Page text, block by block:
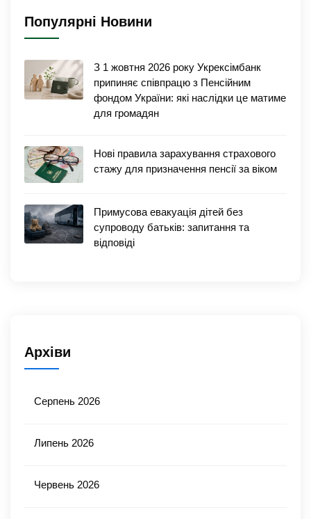
Популярні Новини
З 1 жовтня 2026 року Укрексімбанк
припиняє співпрацю з Пенсійним
фондом України: які наслідки це матиме
для громадян
Нові правила зарахування страхового
стажу для призначення пенсії за віком
Примусова евакуація дітей без
супроводу батьків: запитання та
відповіді
Архіви
Серпень 2026
Липень 2026
Червень 2026